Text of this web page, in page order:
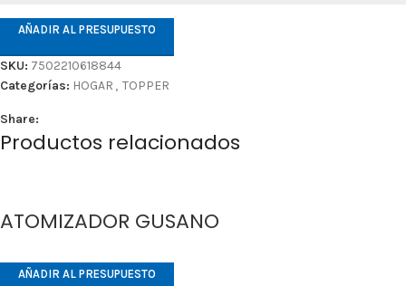
AÑADIR AL PRESUPUESTO
SKU: 7502210618844
Categorías: HOGAR , TOPPER
Share:
Productos relacionados
ATOMIZADOR GUSANO
AÑADIR AL PRESUPUESTO